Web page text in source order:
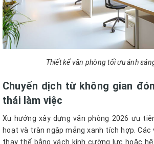
Thiết kế văn phòng tối ưu ánh
Chuyển dịch từ không gian
thái làm việc
Xu hướng xây dựng văn phòng 2026 ưu
hoạt và tràn ngập mảng xanh tích hợp. Các
thay thế bằng vách kính cường lực hoặc